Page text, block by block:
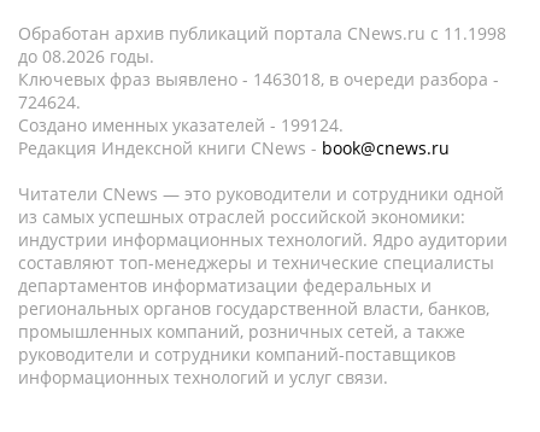
Обработан архив публикаций портала CNews.ru c 11.1998
до 08.2026 годы.
Ключевых фраз выявлено - 1463018, в очереди разбора -
724624.
Создано именных указателей - 199124.
Редакция Индексной книги CNews - book@cnews.ru
Читатели CNews — это руководители и сотрудники одной
из самых успешных отраслей российской экономики:
индустрии информационных технологий. Ядро аудитории
составляют топ-менеджеры и технические специалисты
департаментов информатизации федеральных и
региональных органов государственной власти, банков,
промышленных компаний, розничных сетей, а также
руководители и сотрудники компаний-поставщиков
информационных технологий и услуг связи.